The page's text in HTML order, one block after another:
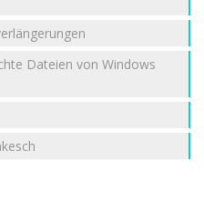
Dateien von Windows